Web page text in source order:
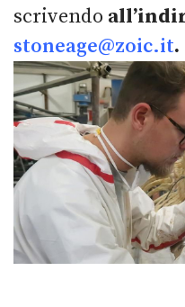
scrivendo
stoneage@zoic.it.